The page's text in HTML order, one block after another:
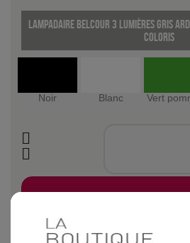
Lampadaire Belcour 3 lumières Gris
coloris
Noir Blanc Vert